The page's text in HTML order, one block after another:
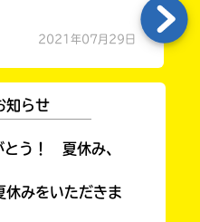
2021年07月29日
知らせ
とう！ 夏休み、
休みをいただきま